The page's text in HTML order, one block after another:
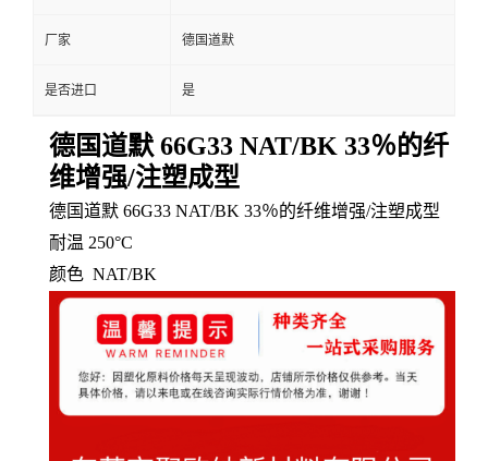
厂家 德国道默
是否进口 是
德国道默 66G33 NAT/BK 33％的纤
维增强/注塑成型
德国道默 66G33 NAT/BK 33％的纤维增强/注塑成型
耐温 250°C
颜色 NAT/BK